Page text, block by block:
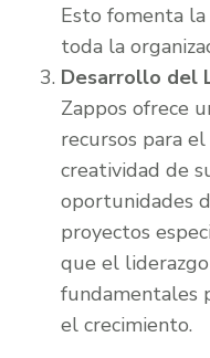
Esto fomenta la
toda la
Desarrollo del
Zappos ofrece
recursos para
creatividad de
oportunidades
proyectos
que el
fundamentales
el crecimiento.